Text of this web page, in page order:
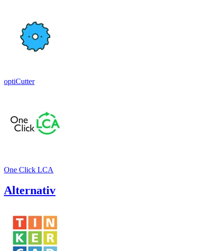
optiCutter
One Click LCA
Alternativ